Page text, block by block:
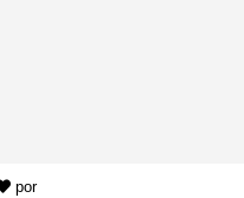
por